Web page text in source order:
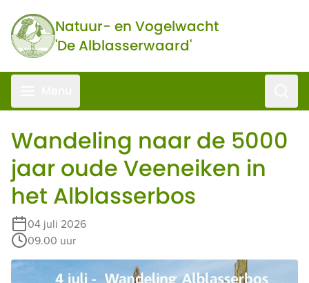
Natuur- en Vogelwacht
'De Alblasserwaard'
Wandeling naar de 5000
jaar oude Veeneiken in
het Alblasserbos
04 juli 2026
09.00 uur